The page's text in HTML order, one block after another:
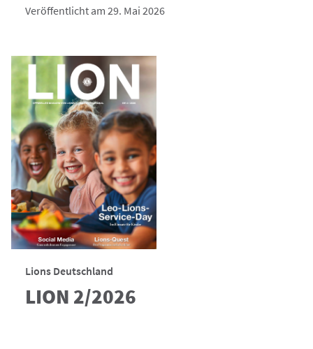
Veröffentlicht am 29. Mai 2026
Lions Deutschland
LION 2/2026